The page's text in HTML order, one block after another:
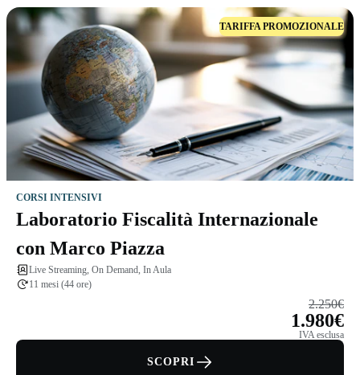
TARIFFA PROMOZIONALE
CORSI INTENSIVI
Laboratorio Fiscalità Internazionale
con Marco Piazza
Live Streaming, On Demand, In Aula
11 mesi (44 ore)
2.250€
1.980€
IVA esclusa
SCOPRI